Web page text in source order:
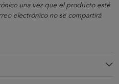
una vez que el producto esté
electrónico no se compartirá